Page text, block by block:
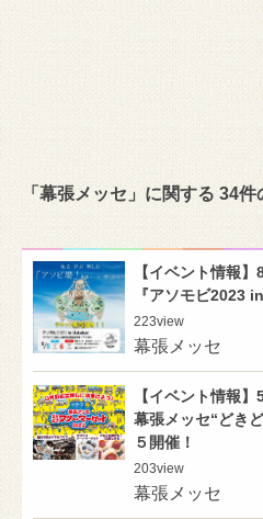
「幕張メッセ」に関する 34
【イベント情報
『アソモビ2023
223view
幕張メッセ
【イベント情報
幕張メッセ“どき
５開催！
203view
幕張メッセ